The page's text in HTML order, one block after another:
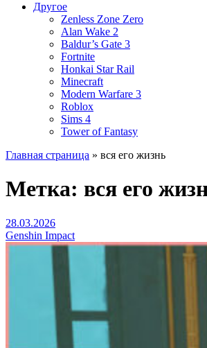
Другое
Zenless Zone Zero
Alan Wake 2
Baldur’s Gate 3
Fortnite
Honkai Star Rail
Minecraft
Modern Warfare 3
Roblox
Sims 4
Tower of Fantasy
Главная страница » вся его жизнь
Метка: вся его
28.03.2026
Genshin Impact